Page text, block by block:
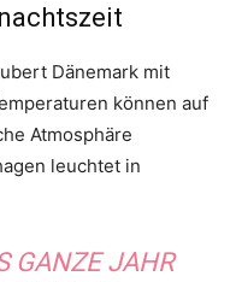
Dänemark mit
können auf
Atmosphäre
leuchtet in
GANZE JAHR